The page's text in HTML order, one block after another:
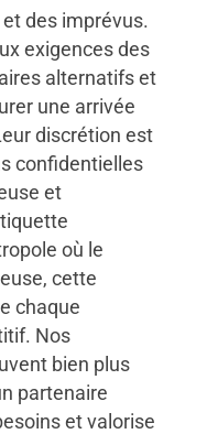
des imprévus.
exigences des
alternatifs et
une arrivée
discrétion est
confidentielles
et
où le
cette
chaque
Nos
bien plus
partenaire
et valorise